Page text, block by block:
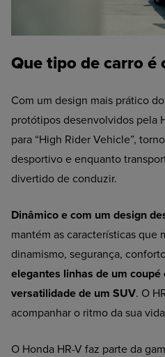
Que tipo de carro é
Com um design mais prático
protótipos desenvolvidos pela
para “High Rider Vehicle”,
desportivo e enquanto
divertido de conduzir.
Dinâmico e com um design
mantém as características que
dinamismo, segurança,
elegantes linhas de um coupé
versatilidade de um SUV. O
acompanhar o ritmo da sua
O Honda HR-V faz parte da